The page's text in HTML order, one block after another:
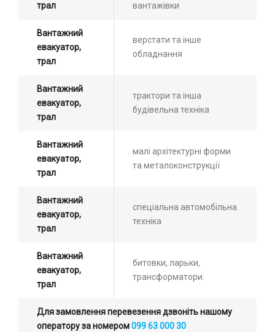
трал
вантажівки
Вантажний
евакуатор,
трал
верстати та інше
обладнання
Вантажний
евакуатор,
трал
трактори та інша
будівельна техніка
Вантажний
евакуатор,
трал
малі архітектурні форми
та металоконструкції
Вантажний
евакуатор,
трал
спеціальна автомобільна
техніка
Вантажний
евакуатор,
трал
битовки, ларьки,
трансформатори.
Для замовлення перевезення дзвоніть нашому
оператору за номером099 63 000 30